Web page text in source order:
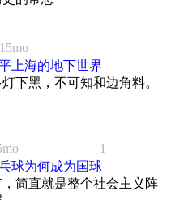
洋务运动代表人物。甲午战败
，1809—1881）：俄国
心执行者。1858年主导签订
为后续俄国深度介入东北事务、
俄军俘获，押往西伯利亚战俘
亡，经中国哈尔滨辗转抵达上
跨装饰艺术、现代主义等多种建
含武康大楼（诺曼底公寓）、国
特未竟遗稿《心智生活》。代表
学博士，研究政治哲学与西方思
擎西方现代思想讲义》《悬而未
来的西方》等。
宜的勇气与被理解的愉悦
与人类美好的追求》。
文学史上最伟大抒情诗人之一。
）：法国数学家、物理学
本期以此作结，既承认人的渺
》，其克隆人题材作品是本期讨
思想家，名况，字卿。时人尊
清太祖第十四子，赐号"墨尔根
。顺治七年冬狩猎途中坠马身
历四十七年进士。天启间单骑
天启六年（1626）凭红夷大炮
迟处死。
教徒（圣名保禄），万历三十
较早与耶稣会士合作翻译《几何
15mo
上海的地下世界
下黑，不可知和边角料。
1
球为何成为国球
简直就是整个社会主义阵